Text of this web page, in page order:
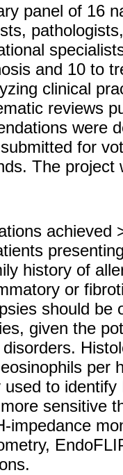
panel of 16
and 10 to
clinical
reviews
were
for
The project
achieved
history of
or
should be
given the
per
to
sensitive
impedance